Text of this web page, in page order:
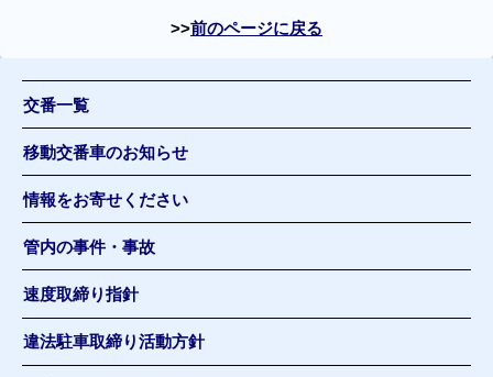
前のページに戻る
交番一覧
移動交番車のお知らせ
情報をお寄せください
管内の事件・事故
速度取締り指針
違法駐車取締り活動方針